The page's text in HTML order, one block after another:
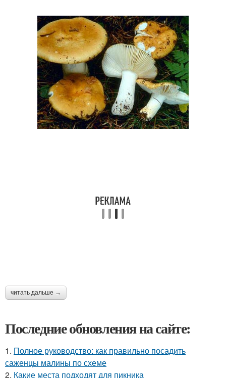
читать дальше →
Последние обновления на сайте:
1. Полное руководство: как правильно посадить
саженцы малины по схеме
2. Какие места подходят для пикника